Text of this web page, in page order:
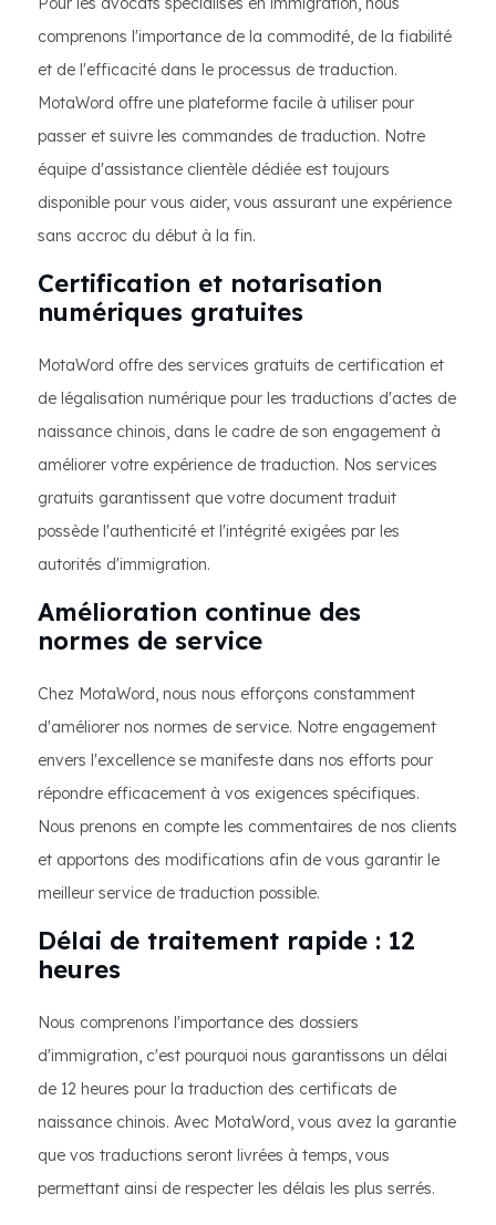
comprenons l'importance de la commodité, de la fiabilité
et de l'efficacité dans le processus de traduction.
MotaWord offre une plateforme facile à utiliser pour
passer et suivre les commandes de traduction. Notre
équipe d'assistance clientèle dédiée est toujours
disponible pour vous aider, vous assurant une expérience
sans accroc du début à la fin.
Certification et notarisation
numériques gratuites
MotaWord offre des services gratuits de certification et
de légalisation numérique pour les traductions d'actes de
naissance chinois, dans le cadre de son engagement à
améliorer votre expérience de traduction. Nos services
gratuits garantissent que votre document traduit
possède l'authenticité et l'intégrité exigées par les
autorités d'immigration.
Amélioration continue des
normes de service
Chez MotaWord, nous nous efforçons constamment
d'améliorer nos normes de service. Notre engagement
envers l'excellence se manifeste dans nos efforts pour
répondre efficacement à vos exigences spécifiques.
Nous prenons en compte les commentaires de nos clients
et apportons des modifications afin de vous garantir le
meilleur service de traduction possible.
Délai de traitement rapide : 12
heures
Nous comprenons l'importance des dossiers
d'immigration, c'est pourquoi nous garantissons un délai
de 12 heures pour la traduction des certificats de
naissance chinois. Avec MotaWord, vous avez la garantie
que vos traductions seront livrées à temps, vous
permettant ainsi de respecter les délais les plus serrés.